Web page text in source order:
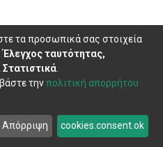
End User
Agreement
Send
Feedback
τα προσωπικά σας στοιχεία
Έλεγχος ταυτότητας,
τηνπολιτική απορρήτου
Απόρριψη cookies.consent.ok